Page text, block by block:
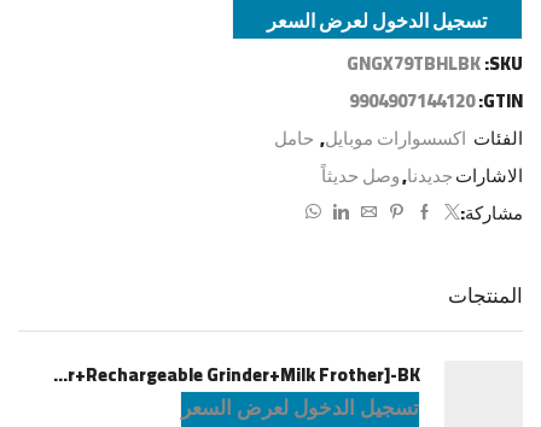
تسجيل الدخول لعرض السعر
SKU:
GNGX79TBHLBK
GTIN:
9904907144120
الفئات اكسسوارات موبايل, حامل
الاشاراتجديدنا,وصل حديثاً
مشاركة:
المنتجات
LePresso Brewology Coffee Kit [Espresso Maker+Rechargeable Grinder+Milk Frother]-BK
تسجيل الدخول لعرض السعر